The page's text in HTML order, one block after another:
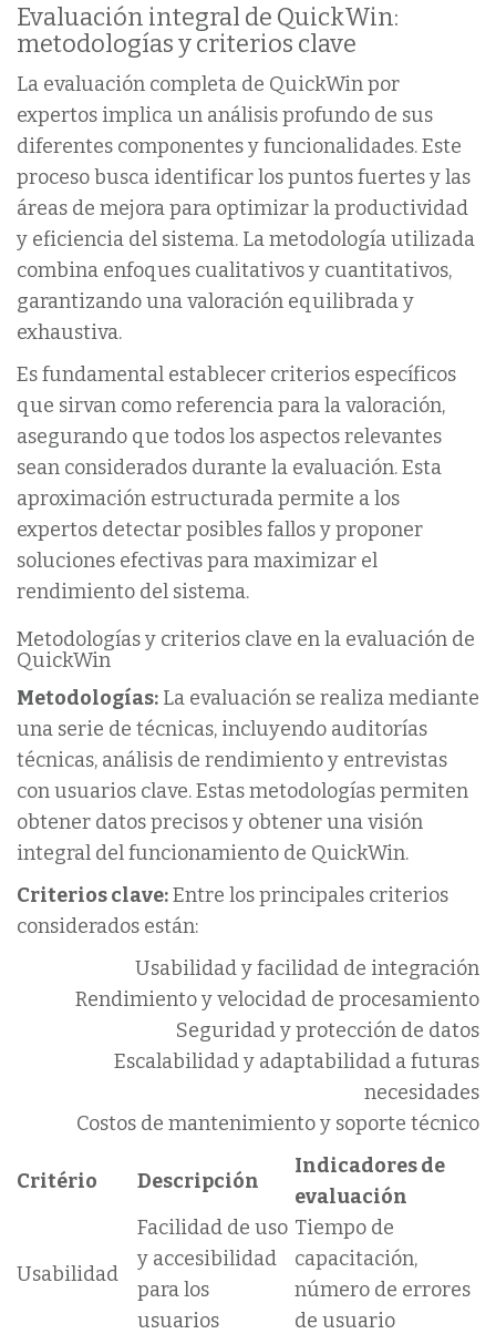
Evaluación integral de QuickWin:
metodologías y criterios clave
La evaluación completa de QuickWin por
expertos implica un análisis profundo de sus
diferentes componentes y funcionalidades. Este
proceso busca identificar los puntos fuertes y las
áreas de mejora para optimizar la productividad
y eficiencia del sistema. La metodología utilizada
combina enfoques cualitativos y cuantitativos,
garantizando una valoración equilibrada y
exhaustiva.
Es fundamental establecer criterios específicos
que sirvan como referencia para la valoración,
asegurando que todos los aspectos relevantes
sean considerados durante la evaluación. Esta
aproximación estructurada permite a los
expertos detectar posibles fallos y proponer
soluciones efectivas para maximizar el
rendimiento del sistema.
Metodologías y criterios clave en la evaluación de
QuickWin
Metodologías: La evaluación se realiza mediante
una serie de técnicas, incluyendo auditorías
técnicas, análisis de rendimiento y entrevistas
con usuarios clave. Estas metodologías permiten
obtener datos precisos y obtener una visión
integral del funcionamiento de QuickWin.
Criterios clave:Entre los principales criterios
considerados están:
Usabilidad y facilidad de integración
Rendimiento y velocidad de procesamiento
Seguridad y protección de datos
Escalabilidad y adaptabilidad a futuras
necesidades
Costos de mantenimiento y soporte técnico
Critério Descripción
Indicadores de
evaluación
Usabilidad
Facilidad de uso
y accesibilidad
para los
usuarios
Tiempo de
capacitación,
número de errores
de usuario